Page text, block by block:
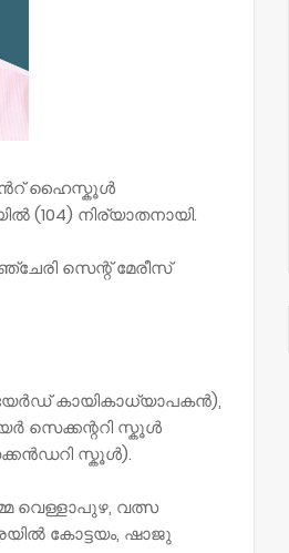
ഹൈസ്കൂൾ
നിര്യാതനായി.
സെന്റ് മേരീസ്
കായികാധ്യാപകൻ),
സ്കൂൾ
സ്കൂൾ).
വെള്ളാപുഴ, വത്സ
കോട്ടയം, ഷാജു